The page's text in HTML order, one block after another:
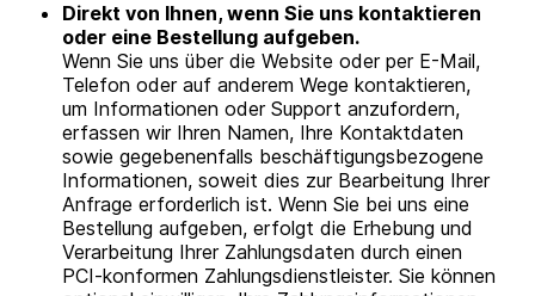
Direkt von Ihnen, wenn Sie uns kontaktieren
oder eine Bestellung aufgeben.
Wenn Sie uns über die Website oder per E-Mail,
Telefon oder auf anderem Wege kontaktieren,
um Informationen oder Support anzufordern,
erfassen wir Ihren Namen, Ihre Kontaktdaten
sowie gegebenenfalls beschäftigungsbezogene
Informationen, soweit dies zur Bearbeitung Ihrer
Anfrage erforderlich ist. Wenn Sie bei uns eine
Bestellung aufgeben, erfolgt die Erhebung und
Verarbeitung Ihrer Zahlungsdaten durch einen
PCI-konformen Zahlungsdienstleister. Sie können